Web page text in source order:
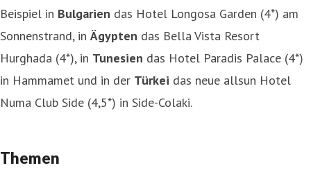
Beispiel in Bulgarien das Hotel Longosa Garden (4*) am
Sonnenstrand, in Ägypten das Bella Vista Resort
Hurghada (4*), in Tunesien das Hotel Paradis Palace (4*)
in Hammamet und in der Türkei das neue allsun Hotel
Numa Club Side (4,5*) in Side-Colaki.
Themen